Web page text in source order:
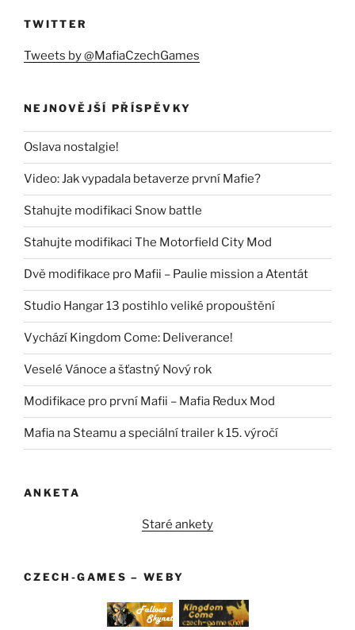
TWITTER
Tweets by @MafiaCzechGames
NEJNOVĚJŠÍ PŘÍSPĚVKY
Oslava nostalgie!
Video: Jak vypadala betaverze první Mafie?
Stahujte modifikaci Snow battle
Stahujte modifikaci The Motorfield City Mod
Dvě modifikace pro Mafii – Paulie mission a Atentát
Studio Hangar 13 postihlo veliké propouštění
Vychází Kingdom Come: Deliverance!
Veselé Vánoce a šťastný Nový rok
Modifikace pro první Mafii – Mafia Redux Mod
Mafia na Steamu a speciální trailer k 15. výročí
ANKETA
Staré ankety
CZECH-GAMES – WEBY